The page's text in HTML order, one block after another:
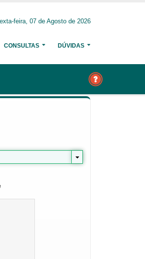
feira, 07 de Agosto de 2026
CONSULTAS DÚVIDAS